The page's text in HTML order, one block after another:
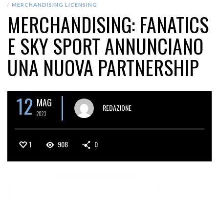
MERCHANDISING LICENSING
MERCHANDISING: FANATICS
E SKY SPORT ANNUNCIANO
UNA NUOVA PARTNERSHIP
12 MAG
2023
REDAZIONE
1 908 0